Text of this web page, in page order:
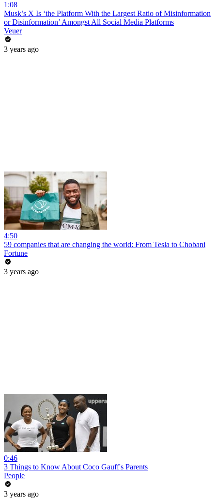
1:08
Musk’s X Is ‘the Platform With the Largest Ratio of Misinformation
or Disinformation’ Amongst All Social Media Platforms
Veuer
3 years ago
4:50
59 companies that are changing the world: From Tesla to Chobani
Fortune
3 years ago
0:46
3 Things to Know About Coco Gauff's Parents
People
3 years ago